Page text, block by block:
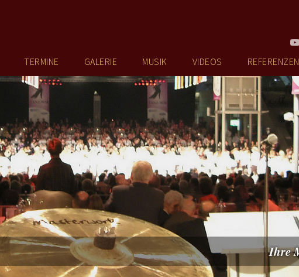
TERMINE GALERIE MUSIK VIDEOS REFERENZEN